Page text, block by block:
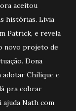
aceitou
histórias. Livia
Patrick, e revela
novo projeto de
Dona
adotar Chilique e
pra cobrar
Nath com